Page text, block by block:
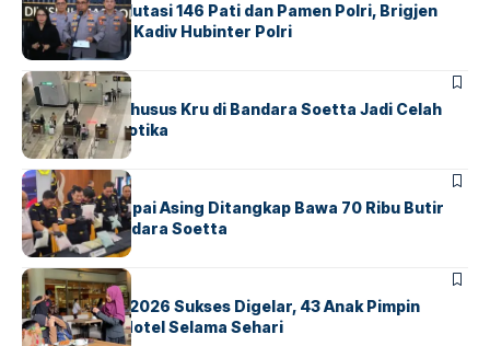
Mabes Polri Mutasi 146 Pati dan Pamen Polri, Brigjen
Untung Jabat Kadiv Hubinter Polri
BANDARABERITA
Ketika Jalur Khusus Kru di Bandara Soetta Jadi Celah
Sindikat Narkotika
BANDARA BERITA
Kopilot Maskapai Asing Ditangkap Bawa 70 Ribu Butir
Ekstasi di Bandara Soetta
BERITAINDEX
GM For A Day 2026 Sukses Digelar, 43 Anak Pimpin
Operasional Hotel Selama Sehari